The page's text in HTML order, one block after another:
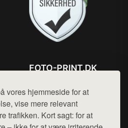
vores hjemmeside for at
vise mere relevant
trafikken. Kort sagt: for at
FOTO-PRINT.DK
Mail: hej@want.dk
Cookie- og privatlivspolitik